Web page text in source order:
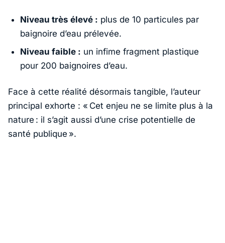
Niveau très élevé : plus de 10 particules par
baignoire d’eau prélevée.
Niveau faible : un infime fragment plastique
pour 200 baignoires d’eau.
Face à cette réalité désormais tangible, l’auteur
principal exhorte : « Cet enjeu ne se limite plus à la
nature : il s’agit aussi d’une crise potentielle de
santé publique ».